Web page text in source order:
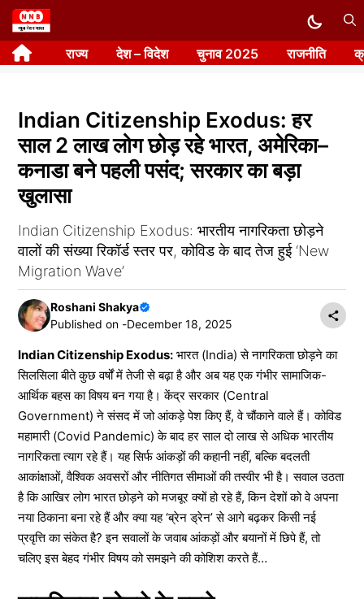
Skip
to
content राज्य देश – विदेश चुनाव 2025 राजनीति
Indian Citizenship Exodus: हर
साल 2 लाख लोग छोड़ रहे भारत, अमेरिका–
कनाडा बने पहली पसंद; सरकार का बड़ा
खुलासा
Indian Citizenship Exodus: भारतीय नागरिकता छोड़ने
वालों की संख्या रिकॉर्ड स्तर पर, कोविड के बाद तेज हुई ‘New
Migration Wave’
Roshani Shakya
Published on -December 18, 2025
Indian Citizenship Exodus: भारत (India) से नागरिकता छोड़ने का
सिलसिला बीते कुछ वर्षों में तेजी से बढ़ा है और अब यह एक गंभीर सामाजिक-
आर्थिक बहस का विषय बन गया है। केंद्र सरकार (Central
Government) ने संसद में जो आंकड़े पेश किए हैं, वे चौंकाने वाले हैं। कोविड
महामारी (Covid Pandemic) के बाद हर साल दो लाख से अधिक भारतीय
नागरिकता त्याग रहे हैं। यह सिर्फ आंकड़ों की कहानी नहीं, बल्कि बदलती
आकांक्षाओं, वैश्विक अवसरों और नीतिगत सीमाओं की तस्वीर भी है। सवाल उठता
है कि आखिर लोग भारत छोड़ने को मजबूर क्यों हो रहे हैं, किन देशों को वे अपना
नया ठिकाना बना रहे हैं और क्या यह ‘ब्रेन ड्रेन’ से आगे बढ़कर किसी नई
प्रवृत्ति का संकेत है? इन सवालों के जवाब आंकड़ों और बयानों में छिपे हैं, तो
चलिए इस बेहद गंभीर विषय को समझने की कोशिश करते हैं…